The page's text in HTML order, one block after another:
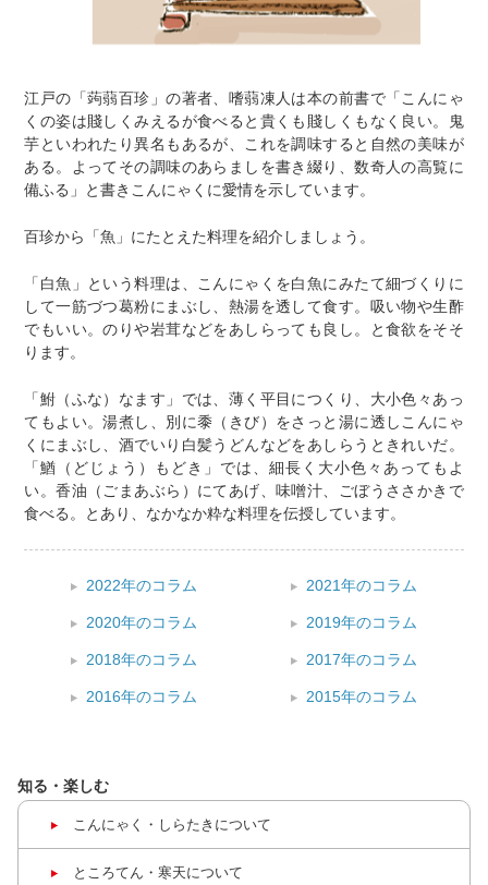
江戸の「蒟蒻百珍」の著者、嗜蒻凍人は本の前書で「こんにゃ
くの姿は賤しくみえるが食べると貴くも賤しくもなく良い。鬼
芋といわれたり異名もあるが、これを調味すると自然の美味が
ある。よってその調味のあらましを書き綴り、数奇人の高覧に
備ふる」と書きこんにゃくに愛情を示しています。
百珍から「魚」にたとえた料理を紹介しましょう。
「白魚」という料理は、こんにゃくを白魚にみたて細づくりに
して一筋づつ葛粉にまぶし、熱湯を透して食す。吸い物や生酢
でもいい。のりや岩茸などをあしらっても良し。と食欲をそそ
ります。
「鮒（ふな）なます」では、薄く平目につくり、大小色々あっ
てもよい。湯煮し、別に黍（きび）をさっと湯に透しこんにゃ
くにまぶし、酒でいり白髪うどんなどをあしらうときれいだ。
「鰌（どじょう）もどき」では、細長く大小色々あってもよ
い。香油（ごまあぶら）にてあげ、味噌汁、ごぼうささかきで
食べる。とあり、なかなか粋な料理を伝授しています。
2022年のコラム 2021年のコラム
2020年のコラム 2019年のコラム
2018年のコラム 2017年のコラム
2016年のコラム 2015年のコラム
知る・楽しむ
こんにゃく・しらたき について
ところてん・寒天について